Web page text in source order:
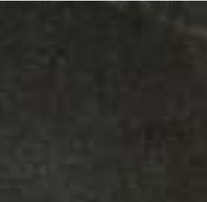
Loaded in 1.8 seconds. Memory usage: 0.22 MB